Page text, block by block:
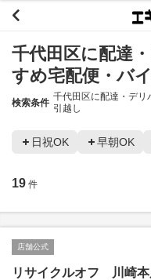
千代田区に配達
すめ宅配便・バ
検索条件
千代田区に配達・デリ
引越し
日祝OK 早朝OK
19 件
店舗公式
リサイクルオフ 川崎